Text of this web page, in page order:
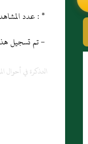
* : عدد المشاهدات و التنزيل منذ 29/12/
- تم تسجيل هذه
التذكرة في أحوال